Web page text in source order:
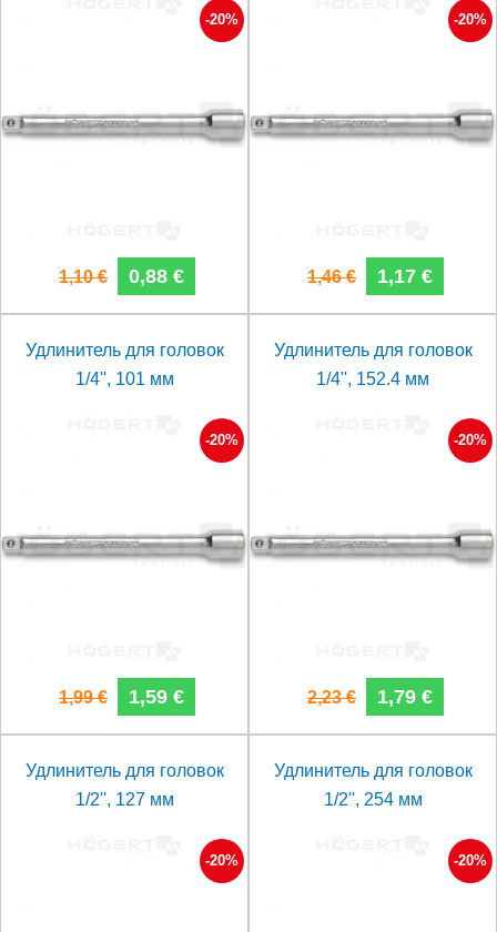
-20%
1,10 € 0,88 €
-20%
1,46 € 1,17 €
Удлинитель для головок
1/4'', 101 мм
-20%
1,99 € 1,59 €
Удлинитель для головок
1/4'', 152.4 мм
-20%
2,23 € 1,79 €
Удлинитель для головок
1/2'', 127 мм
-20%
Удлинитель для головок
1/2'', 254 мм
-20%